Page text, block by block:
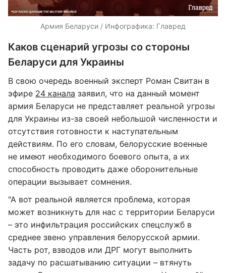
Армия Беларуси / Инфографика: Главред
Каков сценарий угрозы со стороны
Беларуси для Украины
В свою очередь военный эксперт Роман Свитан в
эфире 24 канала заявил, что на данный момент
армия Беларуси не представляет реальной угрозы
для Украины из-за своей небольшой численности и
отсутствия готовности к наступательным
действиям. По его словам, белорусские военные
не имеют необходимого боевого опыта, а их
способность проводить даже оборонительные
операции вызывает сомнения.
"А вот реальной является проблема, которая
может возникнуть для нас с территории Беларуси
– это инфильтрация российских спецслужб в
среднее звено управления белорусской армии.
Часть рот, взводов или ДРГ могут выполнить
задачу по расшатыванию ситуации – втянуть